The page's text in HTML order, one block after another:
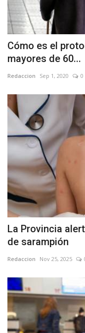
Cómo es el
mayores de 60...
Redaccion Sep 1, 2020 0
La Provincia
de sarampión
Redaccion Nov 25, 2025